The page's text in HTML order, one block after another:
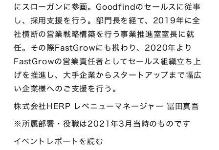
にスローガンに参画。Goodfindのセールスに従事
し、採用支援を行う。部門長を経て、2019年に全
社横断の営業戦略構築を行う事業推進室室長に就
任。その際FastGrowにも携わり、2020年より
FastGrowの営業責任者としてセールス組織立ち上
げを推進し、大手企業からスタートアップまで幅広
い企業様へのご支援を行う。
株式会社HERP レベニューマネージャー 冨田真吾
※所属部署・役職は2021年3月当時のものです
イベントレポートを読む